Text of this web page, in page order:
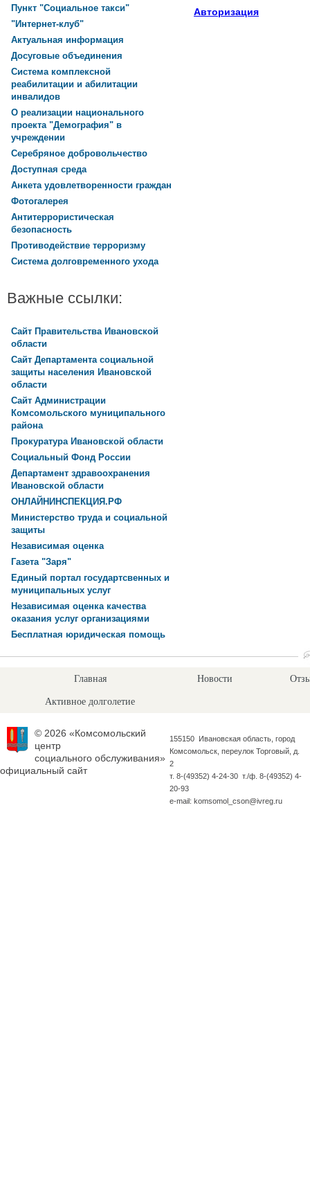
Авторизация
Пункт "Социальное такси"
"Интернет-клуб"
Актуальная информация
Досуговые объединения
Система комплексной
реабилитации и абилитации
инвалидов
О реализации национального
проекта "Демография" в
учреждении
Серебряное добровольчество
Доступная среда
Анкета удовлетворенности граждан
Фотогалерея
Антитеррористическая
безопасность
Противодействие терроризму
Система долговременного ухода
Важные ссылки:
Сайт Правительства Ивановской
области
Сайт Департамента социальной
защиты населения Ивановской
области
Сайт Администрации
Комсомольского муниципального
района
Прокуратура Ивановской области
Социальный Фонд России
Департамент здравоохранения
Ивановской области
ОНЛАЙНИНСПЕКЦИЯ.РФ
Министерство труда и социальной
защиты
Независимая оценка
Газета "Заря"
Единый портал государтсвенных и
муниципальных услуг
Независимая оценка качества
оказания услуг организациями
Бесплатная юридическая помощь
Главная Новости
Активное долголетие
© 2026 «Комсомольский
центр
социального обслуживания»
официальный сайт
155150 Ивановская область, город
Комсомольск, переулок Торговый, д.
2
т. 8-(49352) 4-24-30 т./ф. 8-(49352) 4-
20-93
e-mail: komsomol_cson@ivreg.ru